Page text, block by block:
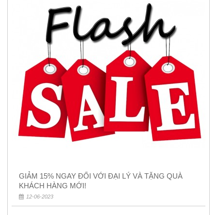
GIẢM 15% NGAY ĐỐI VỚI ĐẠI LÝ VÀ TẶNG QUÀ
KHÁCH HÀNG MỚI!
12-06-2023